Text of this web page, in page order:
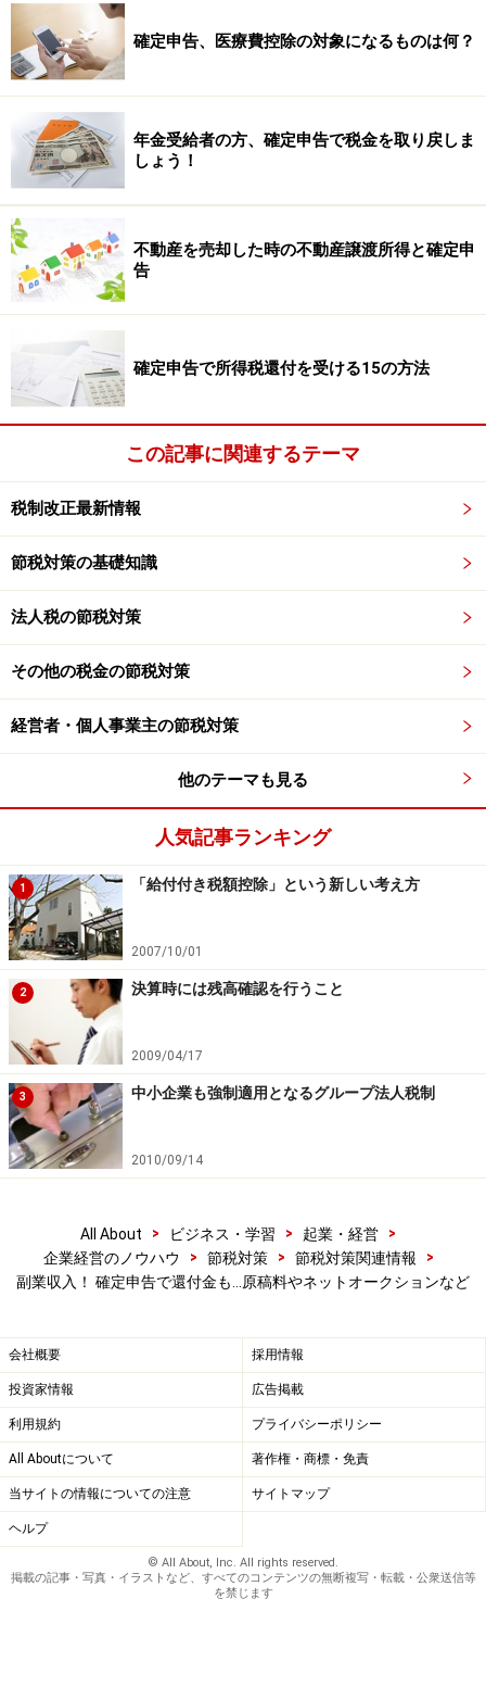
費の判断基準は上記の「副業収入を得るために必要」と
いうことですので、注意してください。
・切手、はがき代、電話などの通信回線料など……通信費
・事務所が自宅兼用の場合は家賃の一部……
・事務所が自宅兼用の場合は水道光熱費……水道光熱費
・事務用品やコピー代……
・書籍や雑誌代、新聞代など……新聞図書費
・電車代、ガソリン代、高速代など……
本業での所得税率に注意！
それでは、本業で所得税率の高い人が申告する場合はど
と課税されるケ－スもあります。
得税率が高い人の場合、その高い税率が雑所得にも適用
されるからです。
つまり、副業による所得が20万円以下の場合は、必ずし
も申告することが有利になるとは限りません。
ただし、20万円を超える場合には、申告は義務となりま
なお、平成28年分以降の所得税等の確定申告書には、マ
イナンバーが必要となります。このマイナンバーが導入
されたことにより、課税局サイドは支払調書等の提出を
通じて、より明確に各人の所得が把握できるようになり
ましたので、申告が必要な方は忘れずに申告しましょ
う。
【関連記事】
確定申告で退職金の所得税が戻る？
年金受給しながらアルバイトしている人の確定申告
医療費控除は何年前までさかのぼって申告できる
か？確定申告のやり方
続きとは？
※記事内容は執筆時点のものです。最新の内容をご確認くださ
い。
【編集部おすすめの購入サイト】
Amazonで節税対策の書籍をチェック！
確定申告、医療費控除の対象になるものは何？
年金受給者の方、確定申告で税金を取り戻しま
しょう！
不動産を売却した時の不動産譲渡所得と確定申
告
確定申告で所得税還付を受ける15の方法
この記事に関連するテーマ
税制改正最新情報
節税対策の基礎知識
法人税の節税対策
その他の税金の節税対策
経営者・個人事業主の節税対策
他のテーマも見る
人気記事ランキング
1 「給付付き税額控除」という新しい考え方
2007/10/01
2 決算時には残高確認を行うこと
2009/04/17
3 中小企業も強制適用となるグループ法人税制
2010/09/14
All About > ビジネス・学習 > 起業・経営
>
企業経営のノウハウ
> 節税対策 > 節税対策関連情報
>
副業収入！ 確定申告で還付金も…原稿料やネットオークションなど
会社概要 採用情報
投資家情報 広告掲載
利用規約 プライバシーポリシー
All Aboutについて 著作権・商標・免責
当サイトの情報についての注意 サイトマップ
ヘルプ
© All About, Inc. All rights reserved.
掲載の記事・写真・イラストなど、すべてのコンテンツの無断複写・転載・公衆送信等
を禁じます